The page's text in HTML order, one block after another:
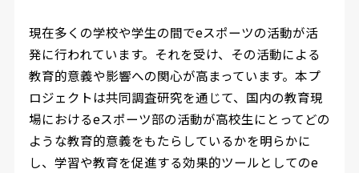
現在多くの学校や学生の間でeスポーツの活動が活
発に行われています。それを受け、その活動による
教育的意義や影響への関心が高まっています。本プ
ロジェクトは共同調査研究を通じて、国内の教育現
場におけるeスポーツ部の活動が高校生にとってどの
ような教育的意義をもたらしているかを明らかに
し、学習や教育を促進する効果的ツールとしてのe